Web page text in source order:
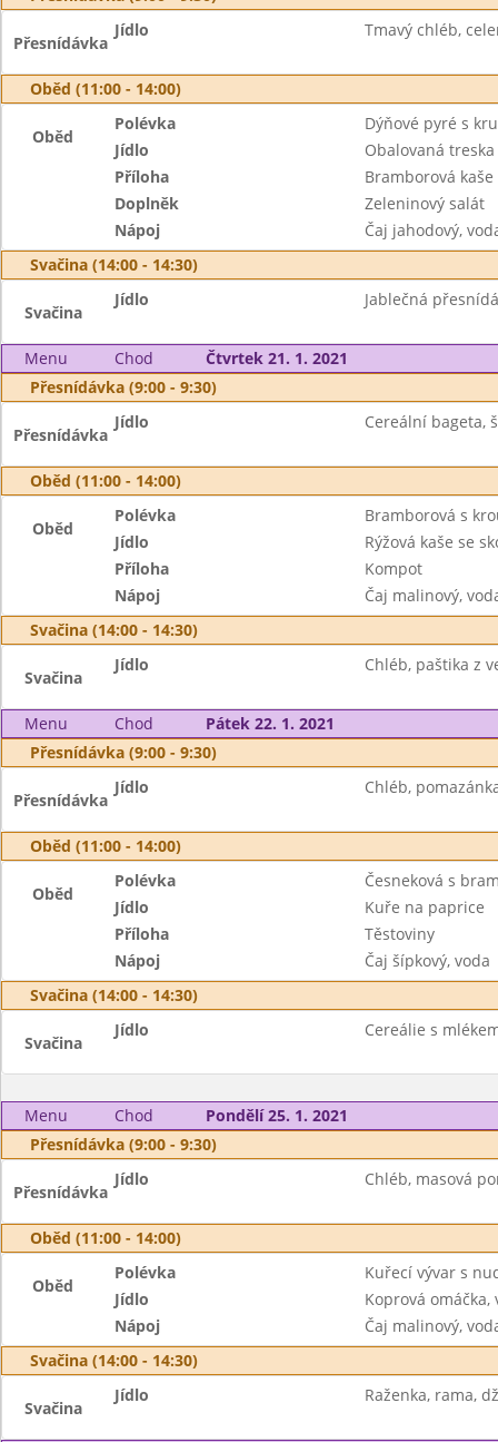
Přesnídávka
Jídlo Tmavý chléb,
Oběd (11:00 - 14:00)
Oběd
Polévka
Dýňové pyré s
Jídlo
Obalovaná
Příloha
Bramborová kaše
Doplněk
Zeleninový salát
Nápoj
Čaj jahodový,
Svačina (14:00 - 14:30)
Svačina
Jídlo Jablečná
Menu Chod
Čtvrtek 21. 1. 2021
Přesnídávka (9:00 - 9:30)
Přesnídávka
Jídlo Cereální bageta,
Oběd (11:00 - 14:00)
Oběd
Polévka
Bramborová s
Jídlo
Rýžová kaše se
Příloha
Kompot
Nápoj
Čaj malinový,
Svačina (14:00 - 14:30)
Svačina
Jídlo Chléb, paštika z
Menu Chod
Pátek 22. 1. 2021
Přesnídávka (9:00 - 9:30)
Přesnídávka
Jídlo Chléb,
Oběd (11:00 - 14:00)
Oběd
Polévka
Česneková s
Jídlo
Kuře na paprice
Příloha
Těstoviny
Nápoj
Čaj šípkový, voda
Svačina (14:00 - 14:30)
Svačina
Jídlo Cereálie s
Menu Chod
Pondělí 25. 1. 2021
Přesnídávka (9:00 - 9:30)
Přesnídávka
Jídlo Chléb, masová
Oběd (11:00 - 14:00)
Oběd
Polévka
Kuřecí vývar s
Jídlo
Koprová
Nápoj
Čaj malinový,
Svačina (14:00 - 14:30)
Svačina
Jídlo Raženka, rama,